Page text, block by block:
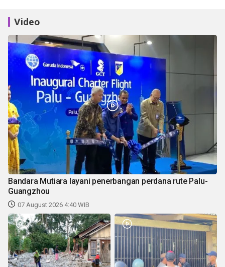
Video
Bandara Mutiara layani penerbangan perdana rute Palu-
Guangzhou
07 August 2026 4:40 WIB